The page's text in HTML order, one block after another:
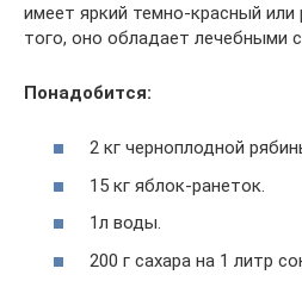
имеет яркий темно-красный
того, оно обладает лечебными
Понадобится:
2 кг черноплодной
15 кг яблок-ранеток.
1л воды.
200 г сахара на 1 литр